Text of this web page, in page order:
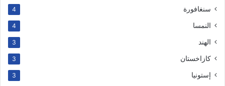
سنغافورة 4
النمسا 4
الهند 3
كازاخستان 3
إستونيا 3